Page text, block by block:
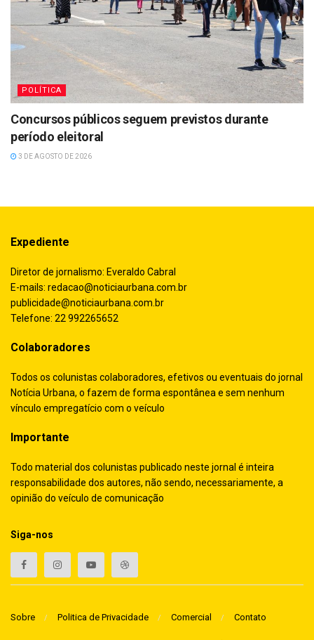
POLÍTICA
Concursos públicos seguem previstos durante
período eleitoral
3 DE AGOSTO DE 2026
Expediente
Diretor de jornalismo: Everaldo Cabral
E-mails: redacao@noticiaurbana.com.br
publicidade@noticiaurbana.com.br
Telefone: 22 992265652
Colaboradores
Todos os colunistas colaboradores, efetivos ou eventuais do jornal
Notícia Urbana, o fazem de forma espontânea e sem nenhum
vínculo empregatício com o veículo
Importante
Todo material dos colunistas publicado neste jornal é inteira
responsabilidade dos autores, não sendo, necessariamente, a
opinião do veículo de comunicação
Siga-nos
Sobre Politica de Privacidade Comercial Contato